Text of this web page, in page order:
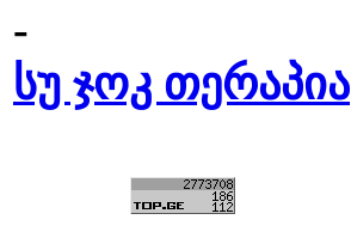
-
სუ ჯოკ თერაპია